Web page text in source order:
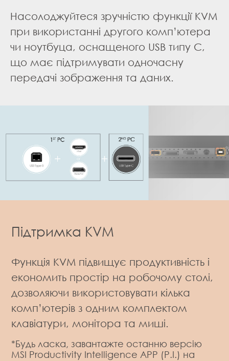
Насолоджуйтеся зручністю функції KVM
при використанні другого комп’ютера
чи ноутбуца, оснащеного USB типу C,
що має підтримувати одночасну
передачі зображення та даних.
Підтримка KVM
Функція KVM підвищує продуктивність і
економить простір на робочому столі,
дозволяючи використовувати кілька
комп’ютерів з одним комплектом
клавіатури, монітора та миші.
*Будь ласка, завантажте останню версію
MSI Productivity Intelligence APP (P.I.) на